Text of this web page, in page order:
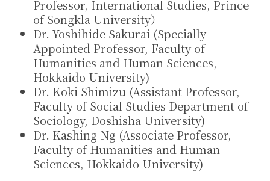
Professor, International Studies, Prince
of Songkla University）
Dr. Yoshihide Sakurai (Specially
Appointed Professor, Faculty of
Humanities and Human Sciences,
Hokkaido University)
Dr. Koki Shimizu (Assistant Professor,
Faculty of Social Studies Department of
Sociology, Doshisha University)
Dr. Kashing Ng (Associate Professor,
Faculty of Humanities and Human
Sciences, Hokkaido University)